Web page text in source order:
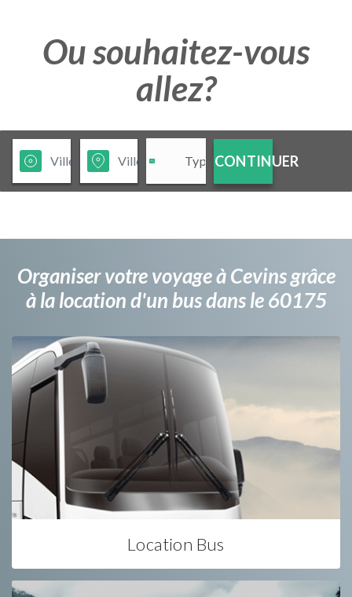
Ou souhaitez-vous
allez?
CONTINUER
Organiser votre voyage à Cevins grâce
à la location d'un bus dans le 60175
Location Bus